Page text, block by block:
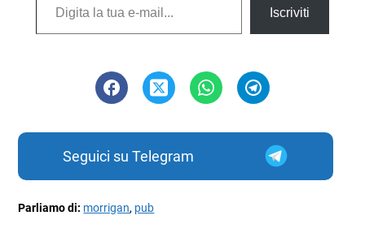
Iscriviti
Seguici su Telegram
Parliamo di: morrigan, pub